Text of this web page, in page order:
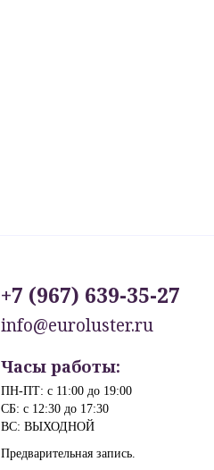
+7 (967) 639-35-27
info@euroluster.ru
Часы работы:
ПН-ПТ: с 11:00 до 19:00
СБ: с 12:30 до 17:30
ВС: ВЫХОДНОЙ
Предварительная запись.